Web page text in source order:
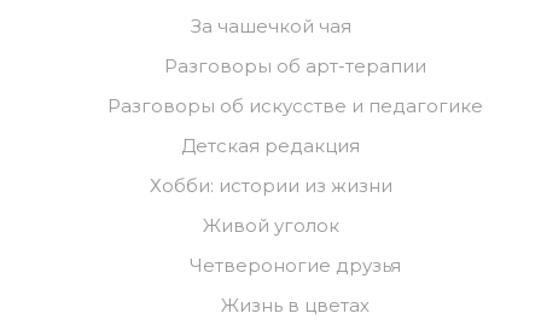
За чашечкой чая
Разговоры об арт-терапии
Разговоры об искусстве и педагогике
Детская редакция
Хобби: истории из жизни
Живой уголок
Четвероногие друзья
Жизнь в цветах